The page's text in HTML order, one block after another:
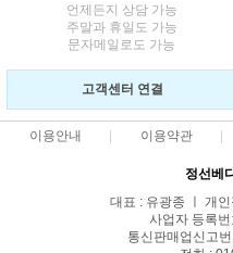
언제든지 상담 가능
주말과 휴일도 가능
문자메일로도 가능
고객센터 연결
이용안내 이용약관
정선베
대표 : 유광종 ㅣ 개
사업자 등록
통신판매업신고